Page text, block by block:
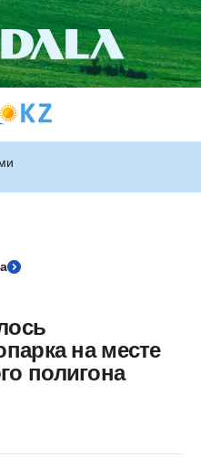
на месте
полигона